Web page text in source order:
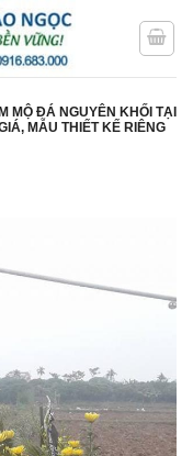
MỘ ĐÁ NGUYÊN KHỐI TẠI
MẪU THIẾT KẾ RIÊNG